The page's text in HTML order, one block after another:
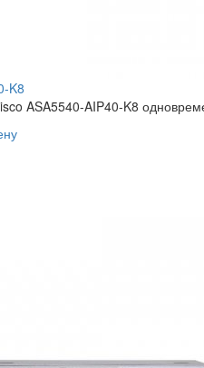
K8
ASA5540-AIP40-K8